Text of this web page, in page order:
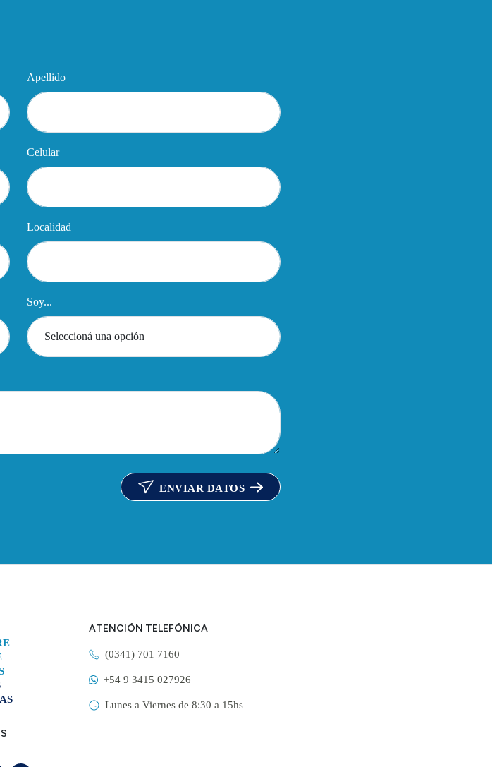
Apellido
Celular
Localidad
Soy...
ENVIAR DATOS
ATENCIÓN TELEFÓNICA
(0341) 701 7160
+54 9 3415 027926
Lunes a Viernes de 8:30 a 15hs